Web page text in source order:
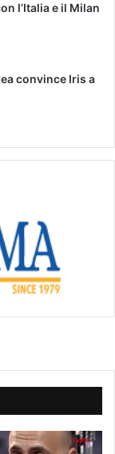
l’Italia e il Milan
convince Iris a